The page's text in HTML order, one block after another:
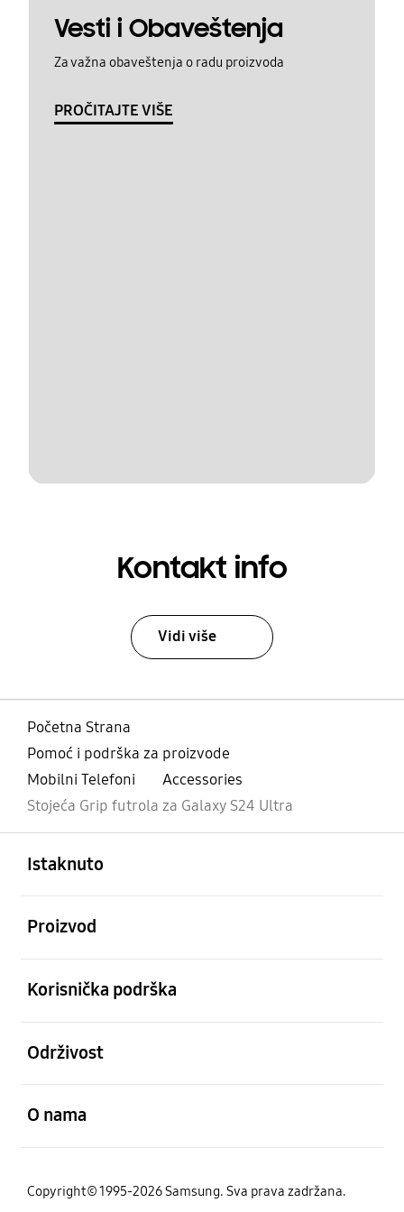
Vesti i Obaveštenja
Za važna obaveštenja o radu proizvoda
PROČITAJTE VIŠE
Kontakt info
Vidi više
Početna Strana
Pomoć i podrška za proizvode
Mobilni Telefoni
Accessories
Stojeća Grip futrola za Galaxy S24 Ultra
Istaknuto
Proizvod
Korisnička podrška
Održivost
O nama
Copyright© 1995-2026 Samsung. Sva prava zadržana.